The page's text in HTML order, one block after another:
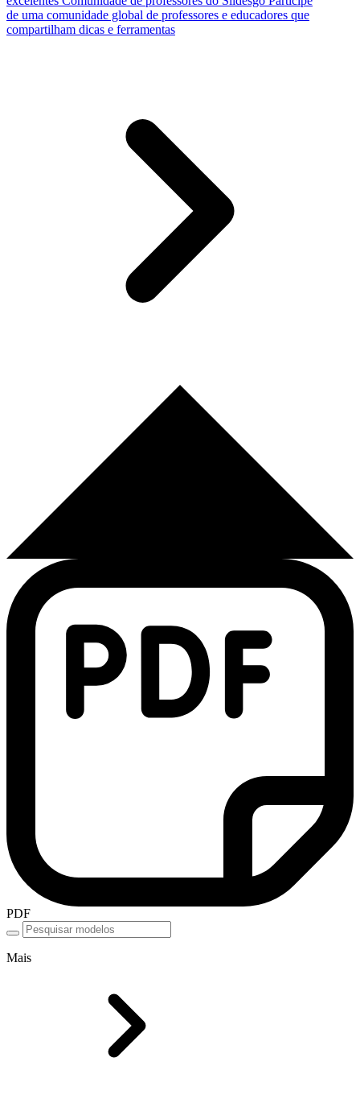
de uma comunidade global de professores e educadores que
compartilham dicas e ferramentas
PDF
Mais